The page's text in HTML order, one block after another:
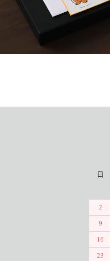
日
2
9
16
23